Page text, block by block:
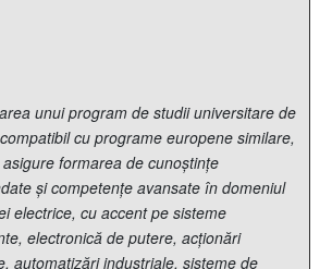
unui program de studii universitare de
cu programe europene similare,
formarea de cunoștințe
și competențe avansate în domeniul
electrice, cu accent pe sisteme
electronică de putere, acționări
automatizări industriale, sisteme de